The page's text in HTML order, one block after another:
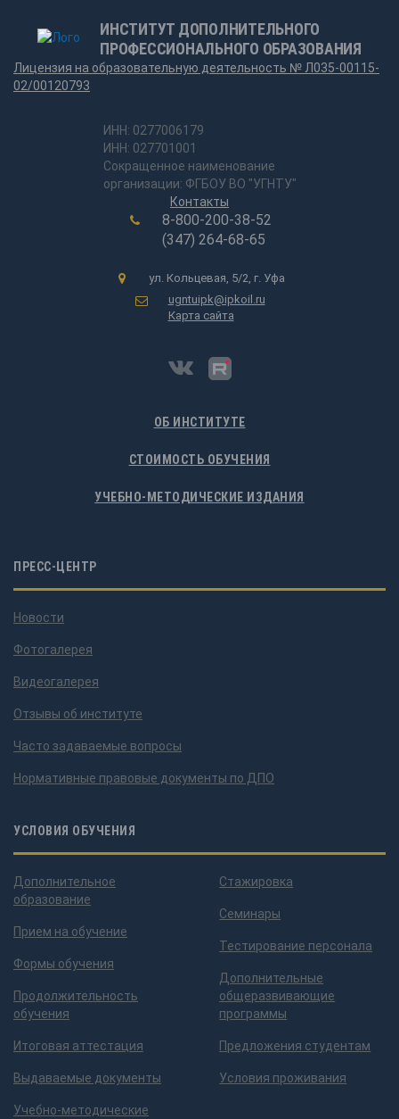
ИНСТИТУТ ДОПОЛНИТЕЛЬНОГО
ПРОФЕССИОНАЛЬНОГО ОБРАЗОВАНИЯ
Лицензия на образовательную деятельность № Л035-00115-
02/00120793
ИНН: 0277006179
ИНН: 027701001
Сокращенное наименование
организации: ФГБОУ ВО "УГНТУ"
Контакты
8-800-200-38-52
(347) 264-68-65
ул. Кольцевая, 5/2, г. Уфа
ugntuipk@ipkoil.ru
Карта сайта
ОБ ИНСТИТУТЕ
СТОИМОСТЬ ОБУЧЕНИЯ
УЧЕБНО-МЕТОДИЧЕСКИЕ ИЗДАНИЯ
ПРЕСС-ЦЕНТР
Новости
Фотогалерея
Видеогалерея
Отзывы об институте
Часто задаваемые вопросы
Нормативные правовые документы по ДПО
УСЛОВИЯ ОБУЧЕНИЯ
Дополнительное
образование
Прием на обучение
Формы обучения
Продолжительность
обучения
Итоговая аттестация
Выдаваемые документы
Учебно-методические
Стажировка
Семинары
Тестирование персонала
Дополнительные
общеразвивающие
программы
Предложения студентам
Условия проживания